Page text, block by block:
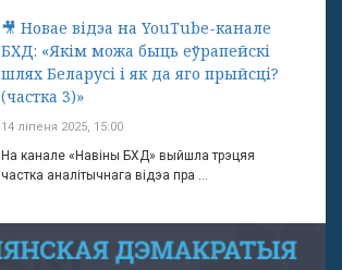
🎥 Новае відэа на YouTube-канале
БХД: «Якім можа быць еўрапейскі
шлях Беларусі і як да яго прыйсці?
(частка 3)»
14 ліпеня 2025, 15:00
На канале «Навіны БХД» выйшла трэцяя
частка аналітычнага відэа пра ...